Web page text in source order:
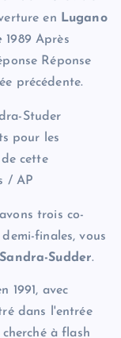
en Lugano
1989 Après
Réponse
précédente.
Studer
pour les
cette
/ AP
trois co-
finales, vous
Sandra-Sudder.
1991, avec
dans l'entrée
à flash